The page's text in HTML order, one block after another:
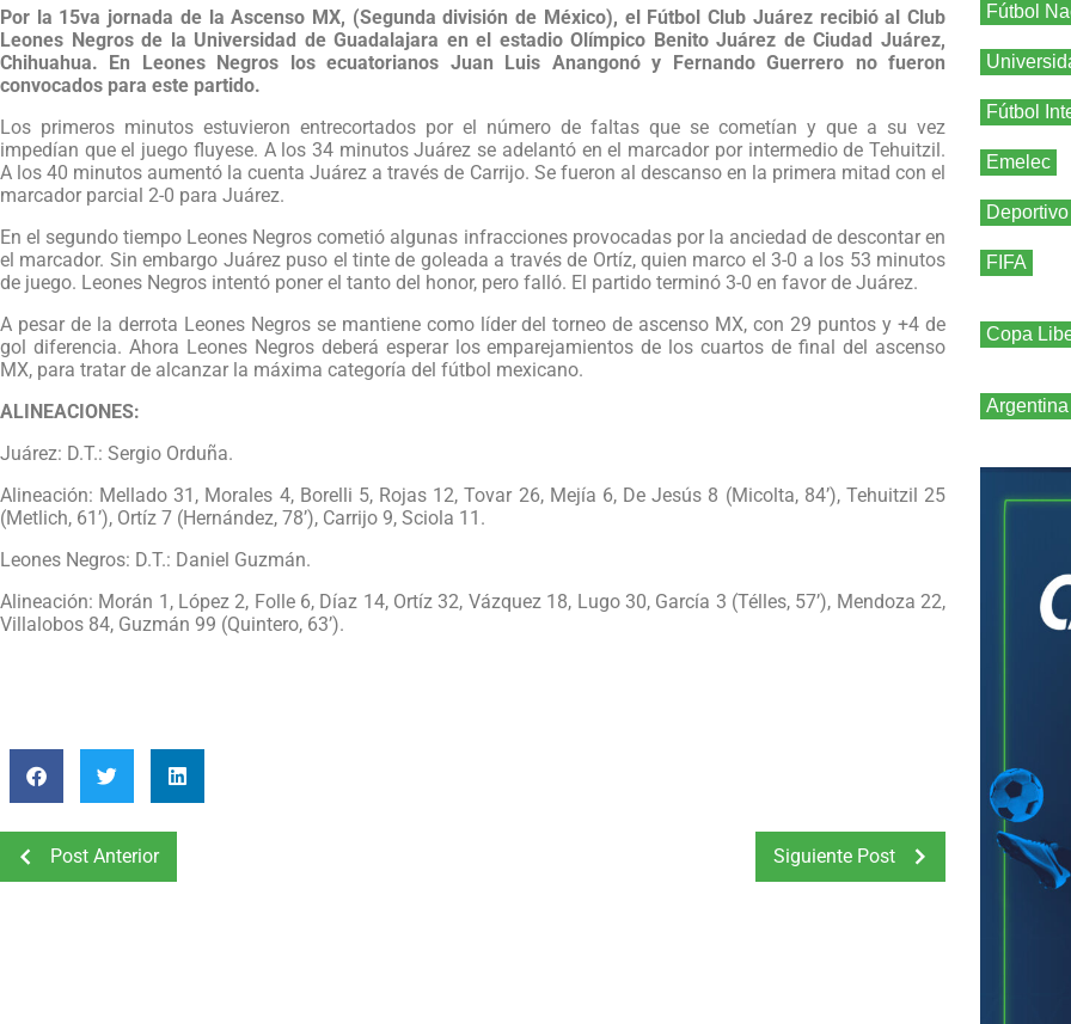
Por la 15va jornada de la Ascenso MX, (Segunda división de México), el Fútbol Club Juárez recibió al Club
Leones Negros de la Universidad de Guadalajara en el estadio Olímpico Benito Juárez de Ciudad Juárez,
Chihuahua. En Leones Negros los ecuatorianos Juan Luis Anangonó y Fernando Guerrero no fueron
convocados para este partido.
Los primeros minutos estuvieron entrecortados por el número de faltas que se cometían y que a su vez
impedían que el juego fluyese. A los 34 minutos Juárez se adelantó en el marcador por intermedio de Tehuitzil.
A los 40 minutos aumentó la cuenta Juárez a través de Carrijo. Se fueron al descanso en la primera mitad con el
marcador parcial 2-0 para Juárez.
En el segundo tiempo Leones Negros cometió algunas infracciones provocadas por la anciedad de descontar en
el marcador. Sin embargo Juárez puso el tinte de goleada a través de Ortíz, quien marco el 3-0 a los 53 minutos
de juego. Leones Negros intentó poner el tanto del honor, pero falló. El partido terminó 3-0 en favor de Juárez.
A pesar de la derrota Leones Negros se mantiene como líder del torneo de ascenso MX, con 29 puntos y +4 de
gol diferencia. Ahora Leones Negros deberá esperar los emparejamientos de los cuartos de final del ascenso
MX, para tratar de alcanzar la máxima categoría del fútbol mexicano.
ALINEACIONES:
Juárez: D.T.: Sergio Orduña.
Alineación: Mellado 31, Morales 4, Borelli 5, Rojas 12, Tovar 26, Mejía 6, De Jesús 8 (Micolta, 84’), Tehuitzil 25
(Metlich, 61’), Ortíz 7 (Hernández, 78’), Carrijo 9, Sciola 11.
Leones Negros: D.T.: Daniel Guzmán.
Alineación: Morán 1, López 2, Folle 6, Díaz 14, Ortíz 32, Vázquez 18, Lugo 30, García 3 (Télles, 57’), Mendoza 22,
Villalobos 84, Guzmán 99 (Quintero, 63’).
Post Anterior Siguiente Post
Fútbol
Fútbol
Emelec
FIFA
Copa
Argentina